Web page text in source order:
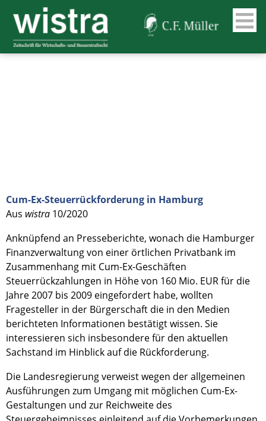
Cum-Ex-Steuerrückforderung in Hamburg
Aus wistra 10/2020
Anknüpfend an Presseberichte, wonach die Hamburger
Finanzverwaltung von einer örtlichen Privatbank im
Zusammenhang mit Cum-Ex-Geschäften
Steuerrückzahlungen in Höhe von 160 Mio. EUR für die
Jahre 2007 bis 2009 eingefordert habe, wollten
Fragesteller in der Bürgerschaft die in den Medien
berichteten Informationen bestätigt wissen. Sie
interessieren sich insbesondere für den aktuellen
Sachstand im Hinblick auf die Rückforderung.
Die Landesregierung verweist wegen der allgemeinen
Ausführungen zum Umgang mit möglichen Cum-Ex-
Gestaltungen und zur Reichweite des